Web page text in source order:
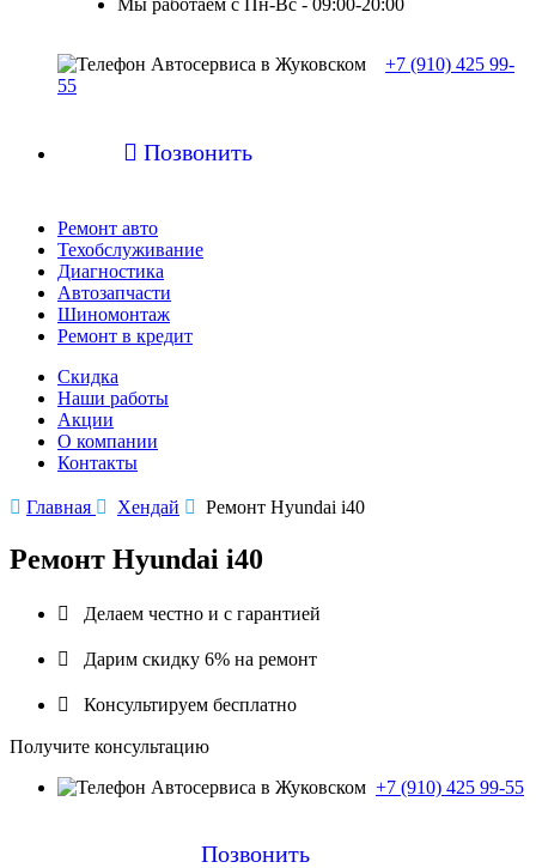
Мы работаем с Пн-Вc - 09:00-20:00
+7 (910) 425 99-
55
 Позвонить
Ремонт авто
Техобслуживание
Диагностика
Автозапчасти
Шиномонтаж
Ремонт в кредит
Скидка
Наши работы
Акции
О компании
Контакты
 Главная  Хендай  Ремонт Hyundai i40
Ремонт Hyundai i40
 Делаем честно и с гарантией
 Дарим скидку 6% на ремонт
 Консультируем бесплатно
Получите консультацию
+7 (910) 425 99-55
Позвонить